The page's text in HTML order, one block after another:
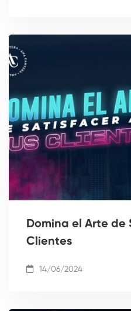
Domina el Arte de
Clientes
14/06/2024